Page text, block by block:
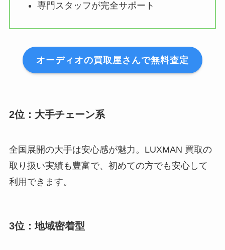
専門スタッフが完全サポート
オーディオの買取屋さんで無料査定
2位：大手チェーン系
全国展開の大手は安心感が魅力。LUXMAN 買取の
取り扱い実績も豊富で、初めての方でも安心して
利用できます。
3位：地域密着型